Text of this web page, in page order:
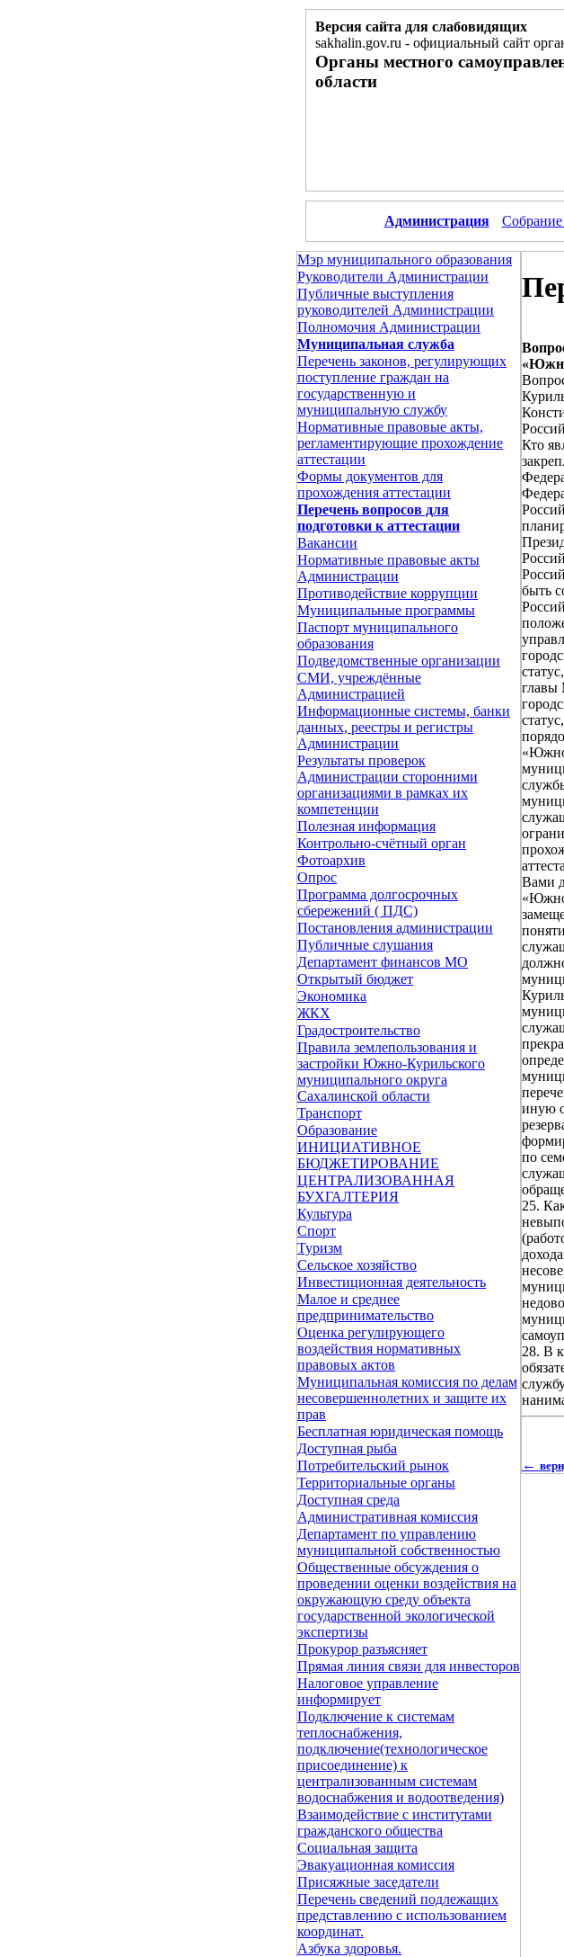
Версия сайта для слабовидящих
sakhalin.gov.ru - официальный сайт
Органы местного
области
Администрация Собрание
Мэр муниципального образования
Руководители Администрации
Публичные выступления
руководителей Администрации
Полномочия Администрации
Муниципальная служба
Перечень законов, регулирующих
поступление граждан на
государственную и
муниципальную службу
Нормативные правовые акты,
регламентирующие прохождение
аттестации
Формы документов для
прохождения аттестации
Перечень вопросов для
подготовки к аттестации
Вакансии
Нормативные правовые акты
Администрации
Противодействие коррупции
Муниципальные программы
Паспорт муниципального
образования
Подведомственные организации
СМИ, учреждённые
Администрацией
Информационные системы, банки
данных, реестры и регистры
Администрации
Результаты проверок
Администрации сторонними
организациями в рамках их
компетенции
Полезная информация
Контрольно-счётный орган
Фотоархив
Опрос
Программа долгосрочных
сбережений ( ПДС)
Постановления администрации
Публичные слушания
Департамент финансов МО
Открытый бюджет
Экономика
ЖКХ
Градостроительство
Правила землепользования и
застройки Южно-Курильского
муниципального округа
Сахалинской области
Транспорт
Образование
ИНИЦИАТИВНОЕ
БЮДЖЕТИРОВАНИЕ
ЦЕНТРАЛИЗОВАННАЯ
БУХГАЛТЕРИЯ
Культура
Спорт
Туризм
Сельское хозяйство
Инвестиционная деятельность
Малое и среднее
предпринимательство
Оценка регулирующего
воздействия нормативных
правовых актов
Муниципальная комиссия по делам
несовершеннолетних и защите их
прав
Бесплатная юридическая помощь
Доступная рыба
Потребительский рынок
Территориальные органы
Доступная среда
Административная комиссия
Департамент по управлению
муниципальной собственностью
Общественные обсуждения о
проведении оценки воздействия на
окружающую среду объекта
государственной экологической
экспертизы
Прокурор разъясняет
Прямая линия связи для инвесторов
Налоговое управление
информирует
Подключение к системам
теплоснабжения,
подключение(технологическое
присоединение) к
централизованным системам
водоснабжения и водоотведения)
Взаимодействие с институтами
гражданского общества
Социальная защита
Эвакуационная комиссия
Присяжные заседатели
Перечень сведений подлежащих
представлению с использованием
координат.
Азбука здоровья.
Кто
быть
главы
Вами
иную
по
25.
28. В
←